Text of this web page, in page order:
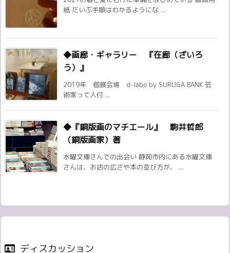
紙 だいぶ手順はわかるようにな ...
◆画廊・ギャラリー 『在廊（ざいろ
う）』
2019年 個展会場 d-labo by SURUGA BANK 芸
術家って人付 ...
◆『銅版画のマチエール』 駒井哲郎
（銅版画家）著
水曜文庫さんでの出会い 静岡市内にある水曜文庫
さんは、お店の広さや本の並び方が、 ...
ディスカッション